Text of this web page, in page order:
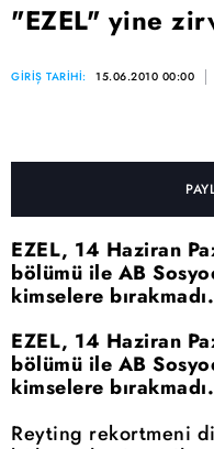
"EZEL" yine
GİRİŞ TARİHİ: 15.06.2010 00:00
EZEL, 14 Haziran
bölümü ile AB
kimselere bırakmadı.
EZEL, 14 Haziran
bölümü ile AB
kimselere bırakmadı.
Reyting rekortmeni